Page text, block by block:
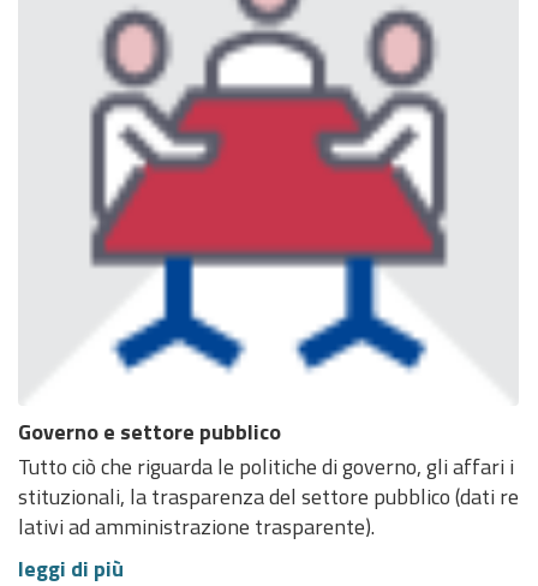
Governo e settore pubblico
Tutto ciò che riguarda le politiche di governo, gli affari i
stituzionali, la trasparenza del settore pubblico (dati re
lativi ad amministrazione trasparente).
leggi di più